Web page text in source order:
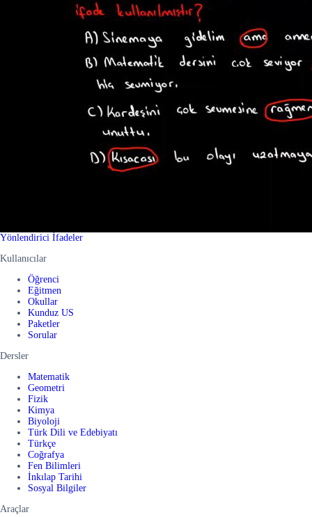
Yönlendirici İfadeler
Kullanıcılar
Öğrenci
Eğitmen
Okullar
Kunduz US
Paketler
Sorular
Dersler
Matematik
Geometri
Fizik
Kimya
Biyoloji
Türk Dili ve Edebiyatı
Türkçe
Coğrafya
Fen Bilimleri
İnkılap Tarihi
Sosyal Bilgiler
Araçlar